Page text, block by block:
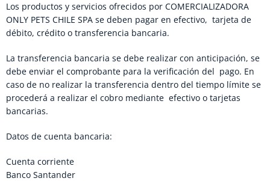
Los productos y servicios ofrecidos por COMERCIALIZADORA
ONLY PETS CHILE SPA se deben pagar en efectivo, tarjeta de
débito, crédito o transferencia bancaria.
La transferencia bancaria se debe realizar con anticipación, se
debe enviar el comprobante para la verificación del pago. En
caso de no realizar la transferencia dentro del tiempo límite se
procederá a realizar el cobro mediante efectivo o tarjetas
bancarias.
Datos de cuenta bancaria:
Cuenta corriente
Banco Santander